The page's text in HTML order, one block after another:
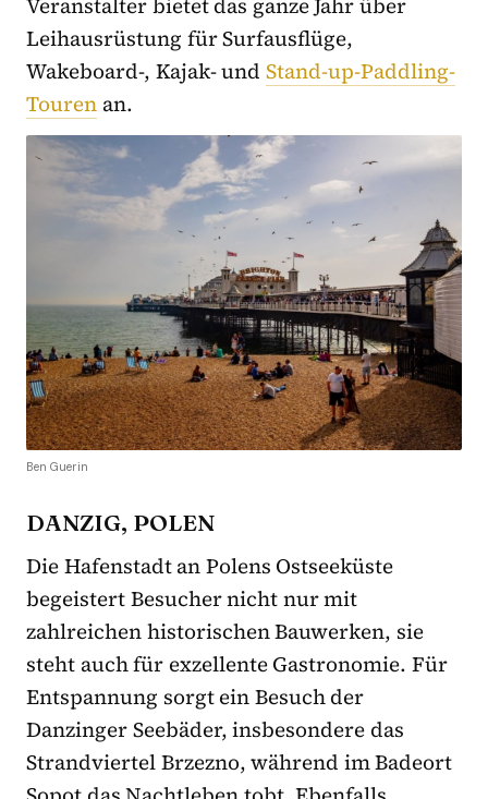
Veranstalter bietet das ganze Jahr über
Leihausrüstung für Surfausflüge,
Wakeboard-, Kajak- und Stand-up-Paddling-
Touren an.
Ben Guerin
DANZIG, POLEN
Die Hafenstadt an Polens Ostseeküste
begeistert Besucher nicht nur mit
zahlreichen historischen Bauwerken, sie
steht auch für exzellente Gastronomie. Für
Entspannung sorgt ein Besuch der
Danzinger Seebäder, insbesondere das
Strandviertel Brzezno, während im Badeort